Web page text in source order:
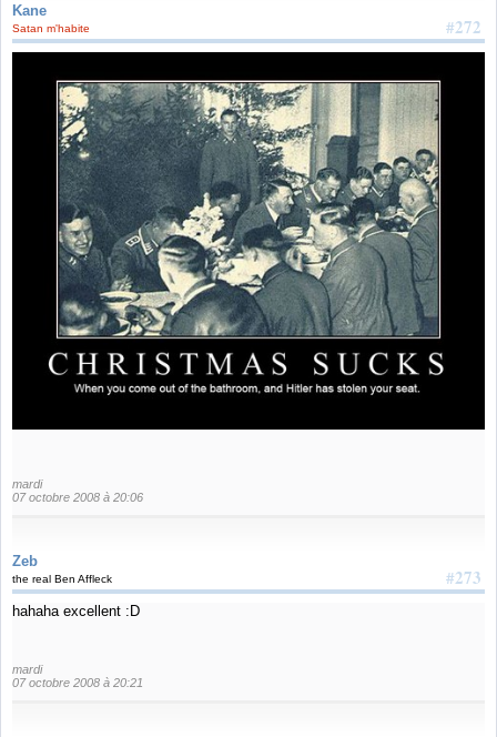
Kane
#272
Satan m'habite
mardi
07 octobre 2008 à 20:06
Zeb
#273
the real Ben Affleck
hahaha excellent :D
mardi
07 octobre 2008 à 20:21